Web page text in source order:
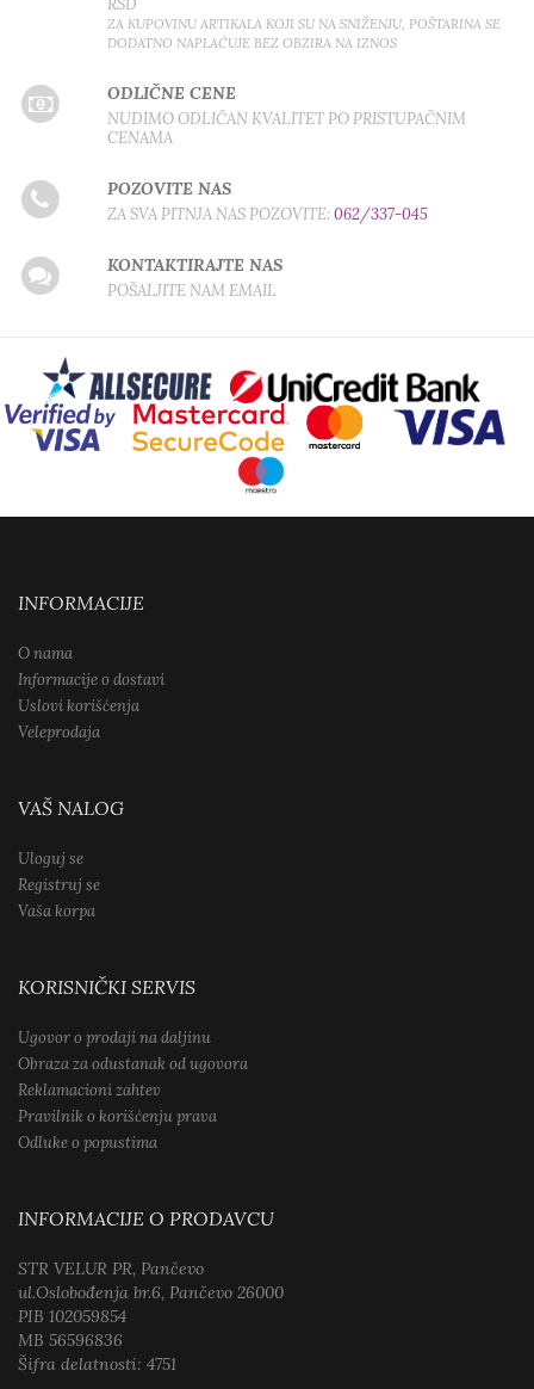
ZA KUPOVINU ARTIKALA KOJI SU NA SNIŽENJU, POŠTARINA SE
DODATNO NAPLAĆUJE BEZ OBZIRA NA IZNOS
ODLIČNE CENE
NUDIMO ODLIČAN KVALITET PO PRISTUPAČNIM
CENAMA
POZOVITE NAS
ZA SVA PITNJA NAS POZOVITE:062/337-045
KONTAKTIRAJTE NAS
POŠALJITE NAM EMAIL
INFORMACIJE
O nama
Informacije o dostavi
Uslovi korišćenja
Veleprodaja
VAŠ NALOG
Uloguj se
Registruj se
Vaša korpa
KORISNIČKI SERVIS
Ugovor o prodaji na daljinu
Obraza za odustanak od ugovora
Reklamacioni zahtev
Pravilnik o korišćenju prava
Odluke o popustima
INFORMACIJE O PRODAVCU
STR VELUR PR, Pančevo
ul.Oslobođenja br.6, Pančevo 26000
PIB 102059854
MB 56596836
Šifra delatnosti: 4751